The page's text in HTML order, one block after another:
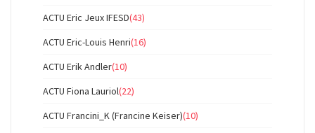
ACTU Eric Jeux IFESD(43)
ACTU Eric-Louis Henri(16)
ACTU Erik Andler(10)
ACTU Fiona Lauriol(22)
ACTU Francini_K (Francine Keiser)(10)